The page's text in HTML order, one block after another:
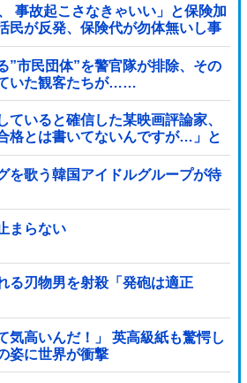
事故起こさなきゃいい」と保険加
民が反発、保険代が勿体無いし事
”市民団体”を警官隊が排除、その
いた観客たちが……
ていると確信した某映画評論家、
格とは書いてないんですが…」と
り……
を歌う韓国アイドルグループが待
まらない
る刃物男を射殺「発砲は適正
気高いんだ！」 英高級紙も驚愕し
姿に世界が衝撃